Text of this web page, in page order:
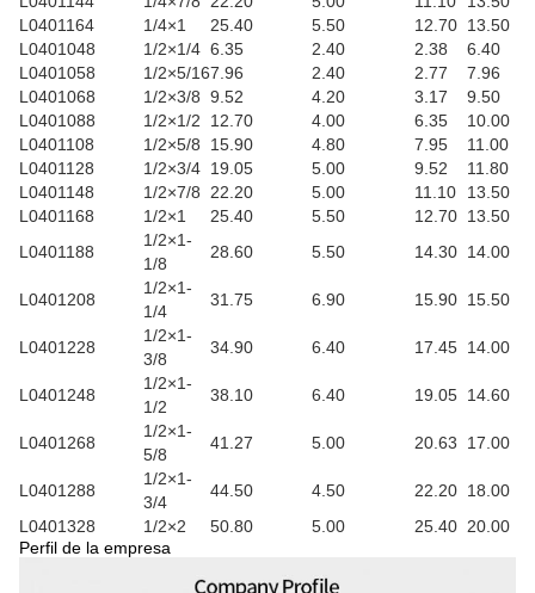
L0401164
1/4×1 25.40 5.50 12.70 13.50
L0401048
1/2×1/4 6.35 2.40 2.38
6.40
L0401058
1/2×5/167.96 2.40 2.77
7.96
L0401068
1/2×3/8 9.52 4.20 3.17
9.50
L0401088
1/2×1/2 12.70 4.00 6.35
10.00
L0401108
1/2×5/8 15.90 4.80 7.95
11.00
L0401128
1/2×3/4 19.05 5.00 9.52
11.80
L0401148
1/2×7/8 22.20 5.00 11.10
13.50
L0401168
1/2×1 25.40 5.50 12.70 13.50
L0401188
1/2×1-
1/8
28.60 5.50 14.30 14.00
L0401208
1/2×1-
1/4
31.75 6.90 15.90 15.50
L0401228
1/2×1-
3/8
34.90 6.40 17.45 14.00
L0401248
1/2×1-
1/2
38.10 6.40 19.05 14.60
L0401268
1/2×1-
5/8
41.27 5.00 20.63 17.00
L0401288
1/2×1-
3/4
44.50 4.50 22.20 18.00
L0401328
1/2×2 50.80 5.00 25.40 20.00
Perfil de la empresa